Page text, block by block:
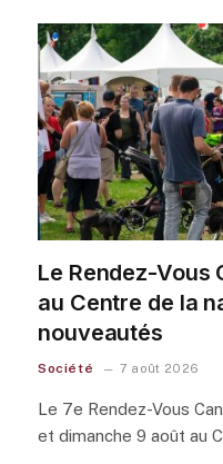
Le Rendez-Vous
au Centre de la
nouveautés
Société 7 août 2026
Le 7e Rendez-Vous
et dimanche 9 août au